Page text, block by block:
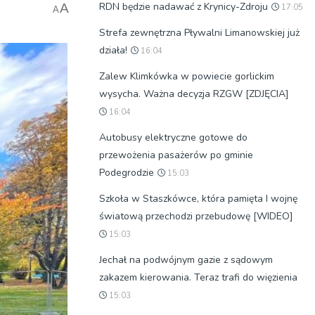
AA RDN będzie nadawać z Krynicy-Zdroju 17:05
Strefa zewnętrzna Pływalni Limanowskiej już
działa!
16:04
Zalew Klimkówka w powiecie gorlickim
wysycha. Ważna decyzja RZGW [ZDJĘCIA]
16:04
Autobusy elektryczne gotowe do
przewożenia pasażerów po gminie
Podegrodzie
15:03
Szkoła w Staszkówce, która pamięta I wojnę
światową przechodzi przebudowę [WIDEO]
15:03
Jechał na podwójnym gazie z sądowym
zakazem kierowania. Teraz trafi do więzienia
15:03